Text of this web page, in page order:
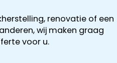
renovatie of een
wij maken graag
voor u.